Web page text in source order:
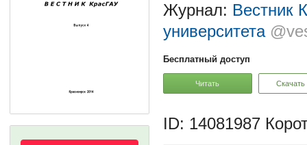
Журнал: Вестник
университета
Бесплатный доступ
Читать Скачать
ID: 14081987